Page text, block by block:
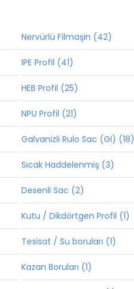
Nervürlü Filmaşin (42)
IPE Profil (41)
HEB Profil (25)
NPU Profil (21)
Galvanizli Rulo Sac (GI) (18)
Sıcak Haddelenmiş (3)
Desenli Sac (2)
Kutu / Dikdörtgen Profil (1)
Tesisat / Su boruları (1)
Kazan Boruları (1)